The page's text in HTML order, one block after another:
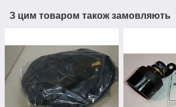
З цим товаром також замовляють